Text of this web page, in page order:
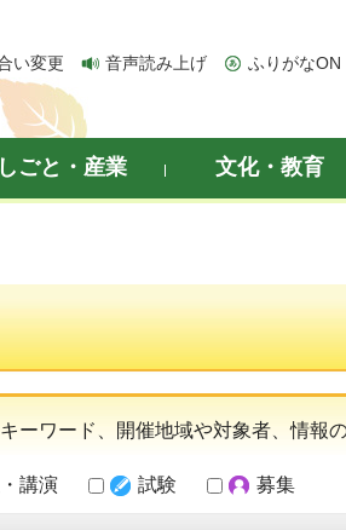
い変更 音声読み上げ ふりがなON
しごと・産業 文化・教育
ーワード、開催地域や対象者、情報
講演 試験 募集